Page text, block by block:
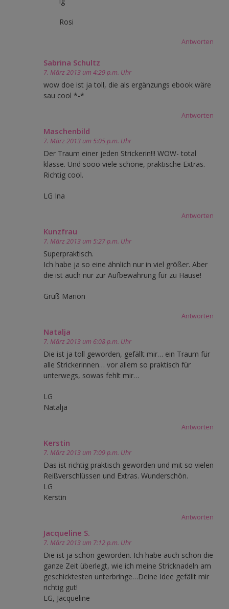
Rosi
Antworten
Sabrina Schultz
7. März 2013 um 4:29 p.m. Uhr
wow doe ist ja toll, die als ergänzungs ebook wäre
sau cool *-*
Antworten
Maschenbild
7. März 2013 um 5:05 p.m. Uhr
Der Traum einer jeden Strickerin!!! WOW- total
klasse. Und sooo viele schöne, praktische Extras.
Richtig cool.
LG Ina
Antworten
Kunzfrau
7. März 2013 um 5:27 p.m. Uhr
Superpraktisch.
Ich habe ja so eine ähnlich nur in viel größer. Aber
die ist auch nur zur Aufbewahrung für zu Hause!
Gruß Marion
Antworten
Natalja
7. März 2013 um 6:08 p.m. Uhr
Die ist ja toll geworden, gefällt mir… ein Traum für
alle Strickerinnen… vor allem so praktisch für
unterwegs, sowas fehlt mir…
LG
Natalja
Antworten
Kerstin
7. März 2013 um 7:09 p.m. Uhr
Das ist richtig praktisch geworden und mit so vielen
Reißverschlüssen und Extras. Wunderschön.
LG
Kerstin
Antworten
Jacqueline S.
7. März 2013 um 7:12 p.m. Uhr
Die ist ja schön geworden. Ich habe auch schon die
ganze Zeit überlegt, wie ich meine Stricknadeln am
geschicktesten unterbringe…Deine Idee gefällt mir
richtig gut!
LG, Jacqueline